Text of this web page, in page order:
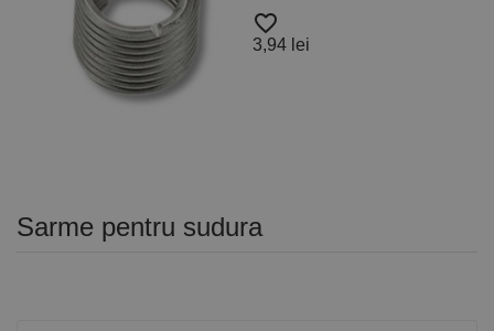
favorite_border
3,94 lei
Sarme pentru sudura